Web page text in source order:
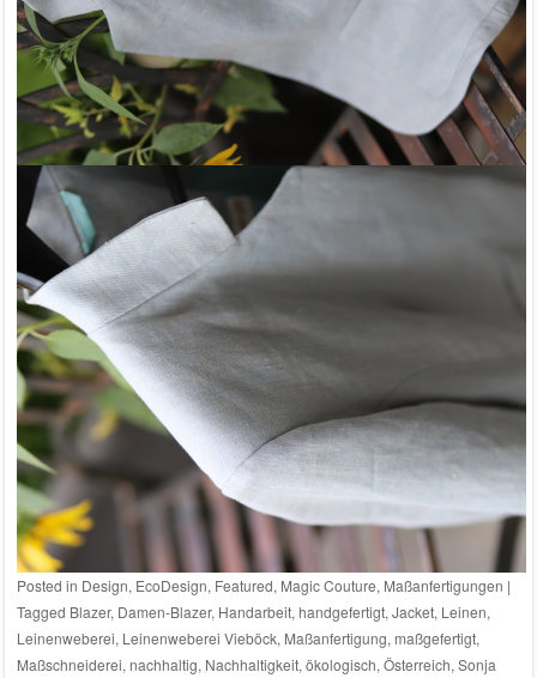
Posted in Design, EcoDesign, Featured, Magic Couture, Maßanfertigungen |
Tagged Blazer, Damen-Blazer, Handarbeit, handgefertigt, Jacket, Leinen,
Leinenweberei, Leinenweberei Vieböck, Maßanfertigung, maßgefertigt,
Maßschneiderei, nachhaltig, Nachhaltigkeit, ökologisch, Österreich, Sonja